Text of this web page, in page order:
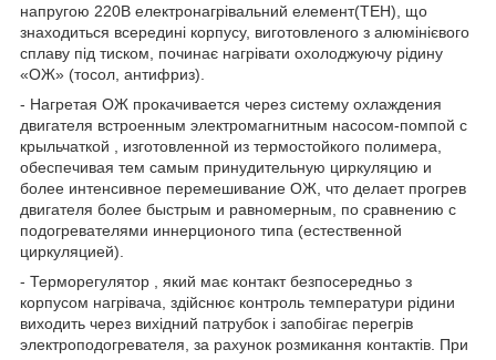
напругою 220В електронагрівальний елемент(ТЕН), що
знаходиться всередині корпусу, виготовленого з алюмінієвого
сплаву під тиском, починає нагрівати охолоджуючу рідину
«ОЖ» (тосол, антифриз).
- Нагретая ОЖ прокачивается через систему охлаждения
двигателя встроенным электромагнитным насосом-помпой с
крыльчаткой , изготовленной из термостойкого полимера,
обеспечивая тем самым принудительную циркуляцию и
более интенсивное перемешивание ОЖ, что делает прогрев
двигателя более быстрым и равномерным, по сравнению с
подогревателями иннерционого типа (естественной
циркуляцией).
- Терморегулятор , який має контакт безпосередньо з
корпусом нагрівача, здійснює контроль температури рідини
виходить через вихідний патрубок і запобігає перегрів
электроподогревателя, за рахунок розмикання контактів. При